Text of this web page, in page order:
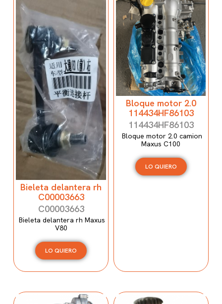
Bieleta delantera rh
C00003663
C00003663
Bieleta delantera rh Maxus
V80
LO QUIERO
Bloque motor 2.0
114434HF86103
114434HF86103
Bloque motor 2.0 camion
Maxus C100
LO QUIERO